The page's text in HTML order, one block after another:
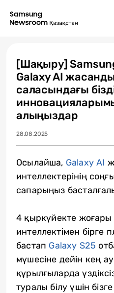
[Шақыру]
Galaxy AI
саласындағы
алыңыздар
28.08.2025
Осылайша, Galaxy AI
интеллектерінің
сапарыңыз
4 қыркүйекте
интеллектімен бірге
бастап Galaxy S25
мүшесіне дейін кең
құрылғыларда
туралы білу үшін